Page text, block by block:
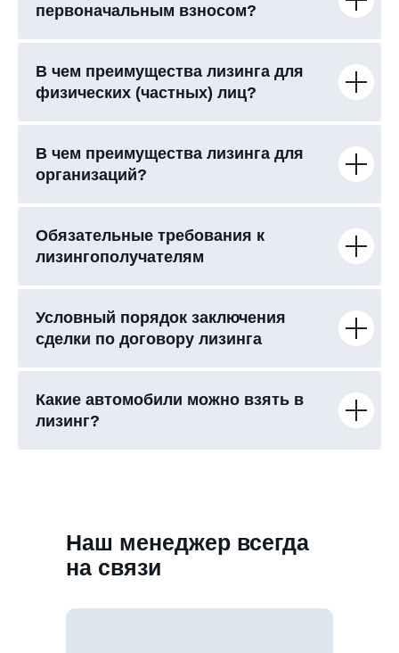
первоначальным взносом?
В чем преимущества лизинга для
физических (частных) лиц?
В чем преимущества лизинга для
организаций?
Обязательные требования к
лизингополучателям
Условный порядок заключения
сделки по договору лизинга
Какие автомобили можно взять в
лизинг?
Наш менеджер всегда
на связи